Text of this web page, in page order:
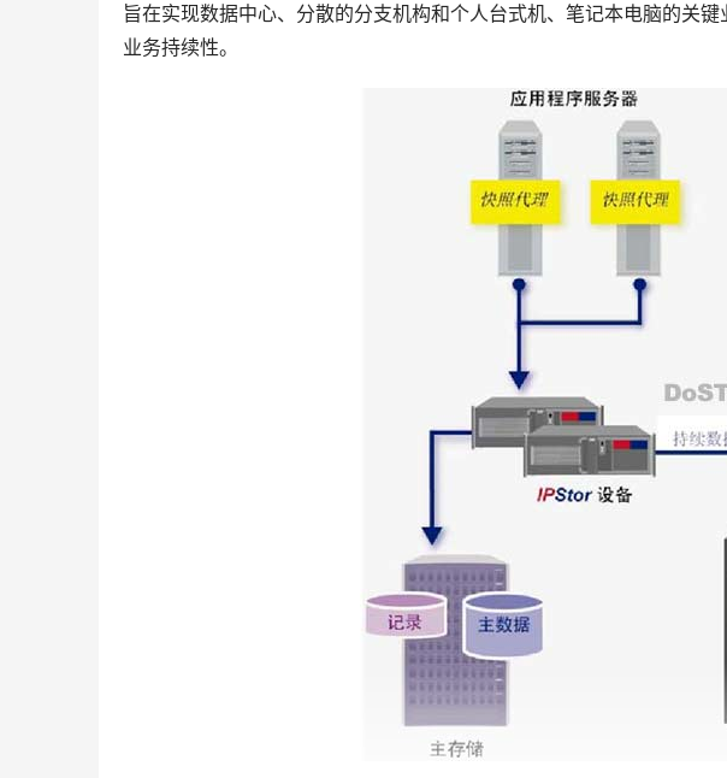
旨在实现数据中心、分散的分支机构和个人台式机、笔记本电脑的关